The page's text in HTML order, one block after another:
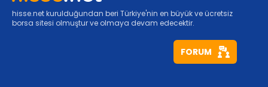
hisse.net kurulduğundan beri Türkiye'nin en büyük ve ücretsiz
borsa sitesi olmuştur ve olmaya devam edecektir.
FORUM